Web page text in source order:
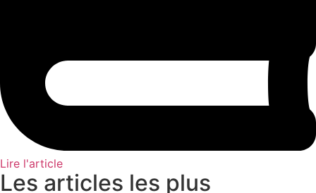
Lire l'article
Les articles les plus